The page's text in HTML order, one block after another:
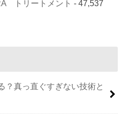
トリートメント - 47,537
？真っ直ぐすぎない技術と